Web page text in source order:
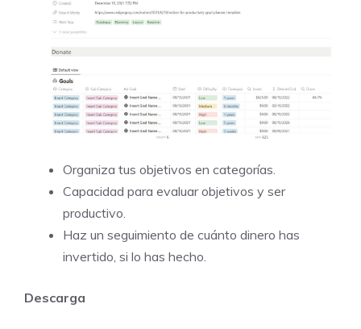
Organiza tus objetivos en categorías.
Capacidad para evaluar objetivos y ser
productivo.
Haz un seguimiento de cuánto dinero has
invertido, si lo has hecho.
Descarga